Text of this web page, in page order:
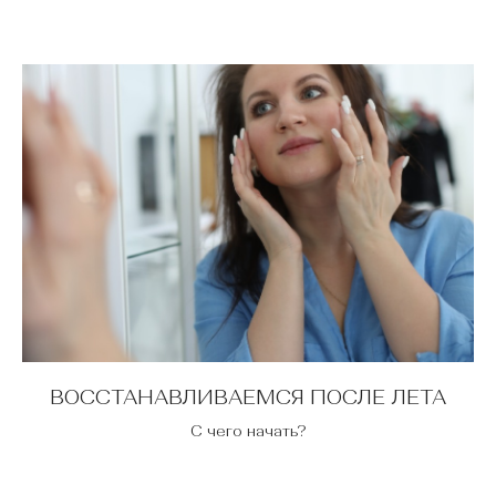
ВОССТАНАВЛИВАЕМСЯ ПОСЛЕ ЛЕТА
С чего начать?